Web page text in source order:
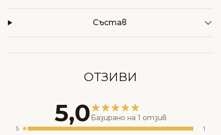
Състав
ОТЗИВИ
5,0 Базирано на 1 отзив
5
1